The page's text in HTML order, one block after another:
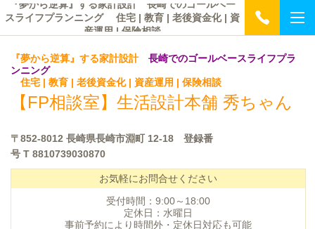
『夢から逆算』する家計設計 長崎でのゴールベー
スライフプランニング 住宅 | 教育 | 老後資金化 | 資
産運用 | 保険相談
『夢から逆算』する家計設計 長崎でのゴールベースライフプラ
ンニング
住宅 | 教育 | 老後資金化 | 資産運用 | 保険相談
【FP相談室】 生活設計本舗 秀ちゃん
〒852-8012 長崎県長崎市淵町 12-18 登録番
号 T 8810739030870
お気軽にお問合せください
受付時間：9:00～18:00
定休日：水曜日
事前予約により時間外・定休日対応も可能